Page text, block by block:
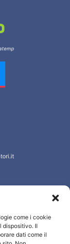
come i cookie
dispositivo. Il
dati come il